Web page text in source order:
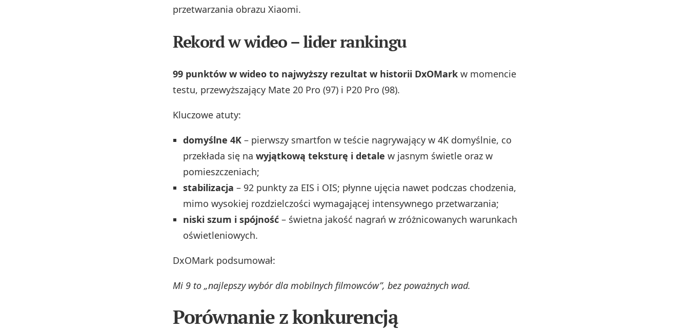
przetwarzania obrazu Xiaomi.
Rekord w wideo – lider rankingu
99 punktów w wideo to najwyższy rezultat w historii DxOMark w momencie
testu, przewyższający Mate 20 Pro (97) i P20 Pro (98).
Kluczowe atuty:
domyślne 4K – pierwszy smartfon w teście nagrywający w 4K domyślnie, co
przekłada się na wyjątkową teksturę i detale w jasnym świetle oraz w
pomieszczeniach;
stabilizacja – 92 punkty za EIS i OIS; płynne ujęcia nawet podczas chodzenia,
mimo wysokiej rozdzielczości wymagającej intensywnego przetwarzania;
niski szum i spójność – świetna jakość nagrań w zróżnicowanych warunkach
oświetleniowych.
DxOMark podsumował:
Mi 9 to „najlepszy wybór dla mobilnych filmowców”, bez poważnych wad.
Porównanie z konkurencją